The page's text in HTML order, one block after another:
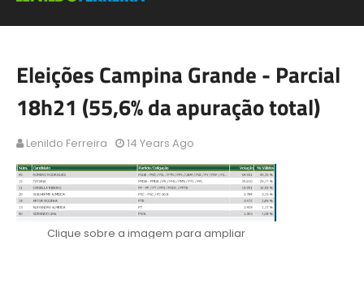
Eleições Campina Grande - Parcial
18h21 (55,6% da apuração total)
Lenildo Ferreira 14 Years Ago
Clique sobre a imagem para ampliar